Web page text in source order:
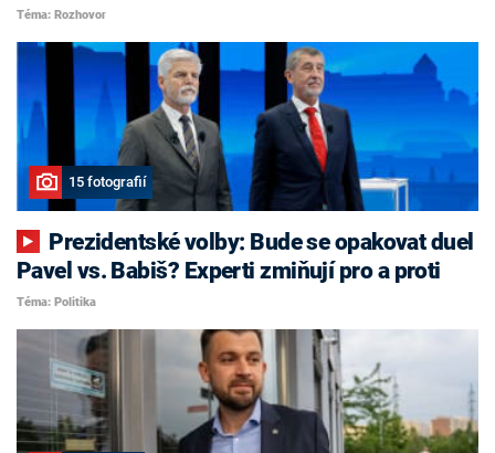
Téma: Rozhovor
15 fotografií
Pavel vs. Babiš? Experti zmiňují pro a proti
Téma: Politika